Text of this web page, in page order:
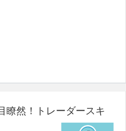
瞭然！トレーダースキ